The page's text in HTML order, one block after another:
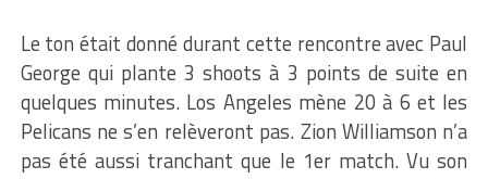
Le ton était donné durant cette rencontre avec Paul
George qui plante 3 shoots à 3 points de suite en
quelques minutes. Los Angeles mène 20 à 6 et les
Pelicans ne s’en relèveront pas. Zion Williamson n’a
pas été aussi tranchant que le 1er match. Vu son